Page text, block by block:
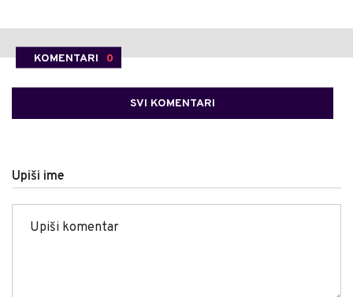
KOMENTARI 0
SVI KOMENTARI
Upiši ime